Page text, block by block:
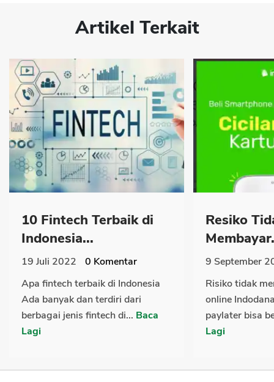
Artikel Terkait
10 Fintech Terbaik di
Indonesia...
19 Juli 2022 0 Komentar
Apa fintech terbaik di Indonesia
Ada banyak dan terdiri dari
berbagai jenis fintech di... Baca
Lagi
Resiko
9 September
Risiko tidak
online
paylater bisa
Lagi